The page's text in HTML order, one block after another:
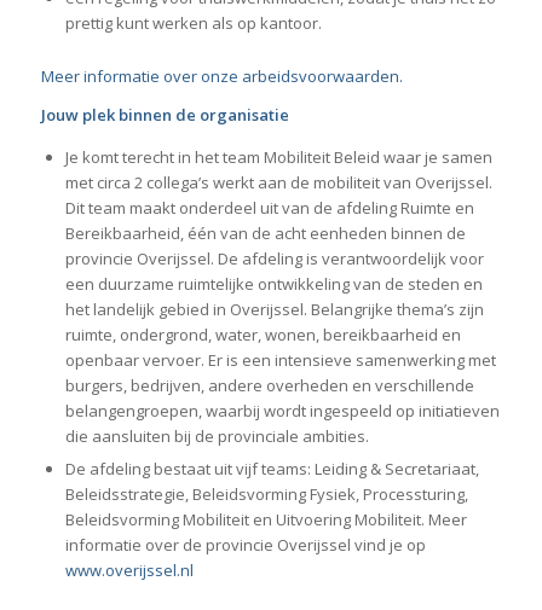
prettig kunt werken als op kantoor.
Meer informatie over onze arbeidsvoorwaarden.
Jouw plek binnen de organisatie
Je komt terecht in het team Mobiliteit Beleid waar je samen
met circa 2 collega’s werkt aan de mobiliteit van Overijssel.
Dit team maakt onderdeel uit van de afdeling Ruimte en
Bereikbaarheid, één van de acht eenheden binnen de
provincie Overijssel. De afdeling is verantwoordelijk voor
een duurzame ruimtelijke ontwikkeling van de steden en
het landelijk gebied in Overijssel. Belangrijke thema’s zijn
ruimte, ondergrond, water, wonen, bereikbaarheid en
openbaar vervoer. Er is een intensieve samenwerking met
burgers, bedrijven, andere overheden en verschillende
belangengroepen, waarbij wordt ingespeeld op initiatieven
die aansluiten bij de provinciale ambities.
De afdeling bestaat uit vijf teams: Leiding & Secretariaat,
Beleidsstrategie, Beleidsvorming Fysiek, Processturing,
Beleidsvorming Mobiliteit en Uitvoering Mobiliteit. Meer
informatie over de provincie Overijssel vind je op
www.overijssel.nl